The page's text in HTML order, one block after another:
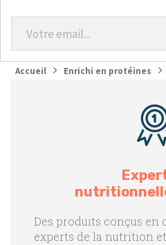
Accueil Enrichi en protéines
Des produits conçus en
experts de la nutrition